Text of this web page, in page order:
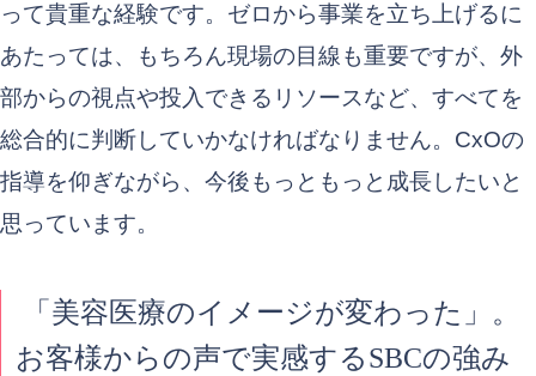
って貴重な経験です。ゼロから事業を立ち上げるに
あたっては、もちろん現場の目線も重要ですが、外
部からの視点や投入できるリソースなど、すべてを
総合的に判断していかなければなりません。CxOの
指導を仰ぎながら、今後もっともっと成長したいと
思っています。
「美容医療のイメージが変わった」。
お客様からの声で実感するSBCの強み